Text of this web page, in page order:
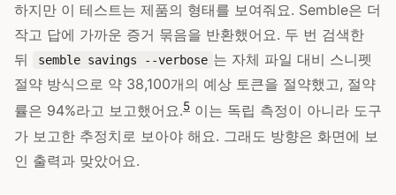
하지만 이 테스트는 제품의 형태를 보여줘요. Semble은 더
작고 답에 가까운 증거 묶음을 반환했어요. 두 번 검색한
뒤
semble savings --verbose 는 자체 파일 대비 스니펫
절약 방식으로 약 38,100개의 예상 토큰을 절약했고, 절약
률은 94%라고 보고했어요.5 이는 독립 측정이 아니라 도구
가 보고한 추정치로 보아야 해요. 그래도 방향은 화면에 보
인 출력과 맞았어요.